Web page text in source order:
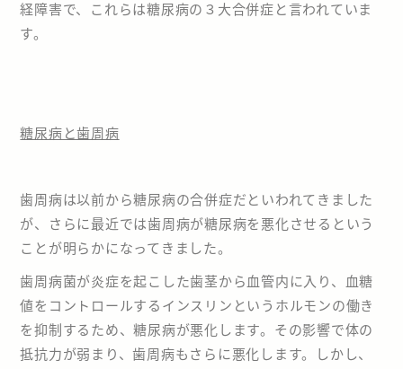
経障害で、これらは糖尿病の３大合併症と言われていま
す。
糖尿病と歯周病
歯周病は以前から糖尿病の合併症だといわれてきました
が、さらに最近では歯周病が糖尿病を悪化させるという
ことが明らかになってきました。
歯周病菌が炎症を起こした歯茎から血管内に入り、血糖
値をコントロールするインスリンというホルモンの働き
を抑制するため、糖尿病が悪化します。その影響で体の
抵抗力が弱まり、歯周病もさらに悪化します。しかし、